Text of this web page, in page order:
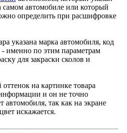
самом автомобиле или который
определить при расшифровке
указана марка автомобиля, код
- именно по этим параметрам
для закраски сколов и
на картинке товара
и он не точно
автомобиля, так как на экране
искажается.